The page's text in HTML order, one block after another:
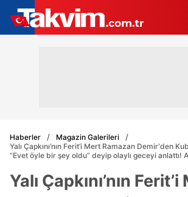
Haberler
Magazin Galerileri
Yalı Çapkını’nın Ferit’i Mert Ramazan Demir'den
“Evet öyle bir şey oldu” deyip olaylı geceyi anlattı!
Yalı Çapkını’nın